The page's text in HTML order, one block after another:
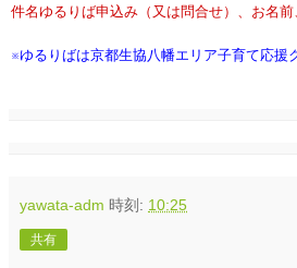
件名ゆるりば申込み（又は問合せ）、お名
※ゆるりばは京都生協八幡エリア子育て応援
yawata-adm 時刻: 10:25
共有